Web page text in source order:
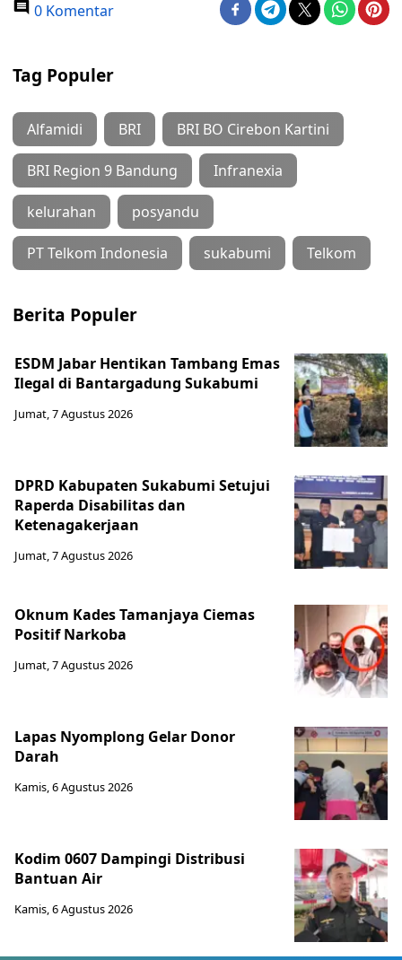
0 Komentar
Tag Populer
Alfamidi BRI BRI BO Cirebon Kartini
BRI Region 9 Bandung Infranexia
kelurahan posyandu
PT Telkom Indonesia sukabumi Telkom
Berita Populer
ESDM Jabar Hentikan Tambang Emas
Ilegal di Bantargadung Sukabumi
Jumat, 7 Agustus 2026
DPRD Kabupaten Sukabumi Setujui
Raperda Disabilitas dan
Ketenagakerjaan
Jumat, 7 Agustus 2026
Oknum Kades Tamanjaya Ciemas
Positif Narkoba
Jumat, 7 Agustus 2026
Lapas Nyomplong Gelar Donor
Darah
Kamis, 6 Agustus 2026
Kodim 0607 Dampingi Distribusi
Bantuan Air
Kamis, 6 Agustus 2026